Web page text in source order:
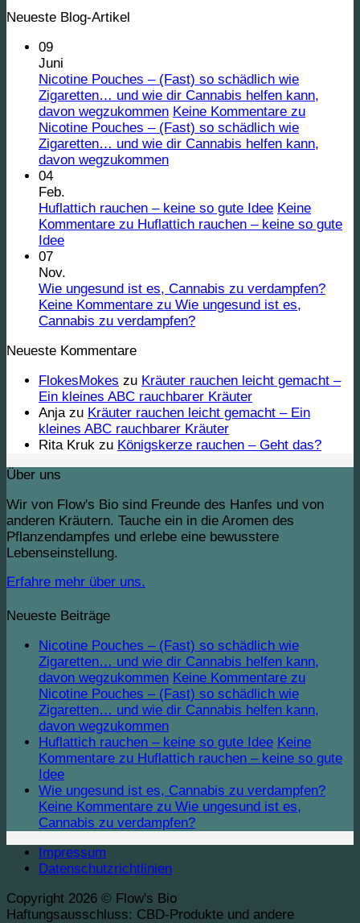
Neueste Blog-Artikel
09
Juni
Nicotine Pouches – (Fast) so schädlich wie
Zigaretten… und wie dir Cannabis helfen kann,
davon wegzukommen Keine Kommentare zu
Nicotine Pouches – (Fast) so schädlich wie
Zigaretten… und wie dir Cannabis helfen kann,
davon wegzukommen
04
Feb.
Huflattich rauchen – keine so gute Idee Keine
Kommentare zu Huflattich rauchen – keine so gute
Idee
07
Nov.
Wie ungesund ist es, Cannabis zu verdampfen?
Keine Kommentare zu Wie ungesund ist es,
Cannabis zu verdampfen?
Neueste Kommentare
FlokesMokes zu Kräuter rauchen leicht gemacht –
Ein kleines ABC rauchbarer Kräuter
Anja zu Kräuter rauchen leicht gemacht – Ein
kleines ABC rauchbarer Kräuter
Rita Kruk zu Königskerze rauchen – Geht das?
Über uns
Wir von Flow's Bio sind Freunde des Hanfes und von
anderen Kräutern. Tauche ein in die Aromen des
Pflanzendampfes und erlebe eine bewusstere
Lebenseinstellung.
Erfahre mehr über uns.
Neueste Beiträge
Nicotine Pouches – (Fast) so schädlich wie
Zigaretten… und wie dir Cannabis helfen kann,
davon wegzukommen Keine Kommentare zu
Nicotine Pouches – (Fast) so schädlich wie
Zigaretten… und wie dir Cannabis helfen kann,
davon wegzukommen
Huflattich rauchen – keine so gute Idee Keine
Kommentare zu Huflattich rauchen – keine so gute
Idee
Wie ungesund ist es, Cannabis zu verdampfen?
Keine Kommentare zu Wie ungesund ist es,
Cannabis zu verdampfen?
Impressum
Datenschutzrichtlinien
Copyright 2026 © Flow's Bio
Haftungsausschluss: CBD-Produkte und andere